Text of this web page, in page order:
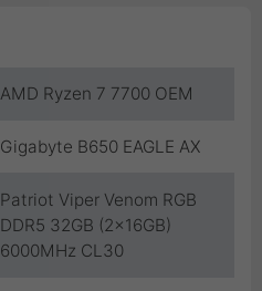
AMD Ryzen 7 7700 OEM
Gigabyte B650 EAGLE AX
Patriot Viper Venom RGB
DDR5 32GB (2x16GB)
6000MHz CL30